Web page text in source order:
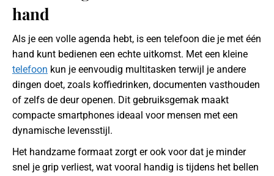
hand
Als je een volle agenda hebt, is een telefoon die je met één
hand kunt bedienen een echte uitkomst. Met een kleine
telefoon kun je eenvoudig multitasken terwijl je andere
dingen doet, zoals koffiedrinken, documenten vasthouden
of zelfs de deur openen. Dit gebruiksgemak maakt
compacte smartphones ideaal voor mensen met een
dynamische levensstijl.
Het handzame formaat zorgt er ook voor dat je minder
snel je grip verliest, wat vooral handig is tijdens het bellen